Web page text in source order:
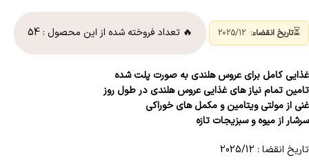
⏳تاریخ انقضاء: 🔥 تعداد فروخته شده از این محصول :54
غذایی کامل برای عروس هلندی به صورت پلت شده
تامین تمام نیاز های غذایی عروس هلندی در طول روز
غنی از مولتی ویتامین و مکمل های خوراکی
سرشار از میوه و سبزیجات تازه
تاریخ انقضا : 2025/12